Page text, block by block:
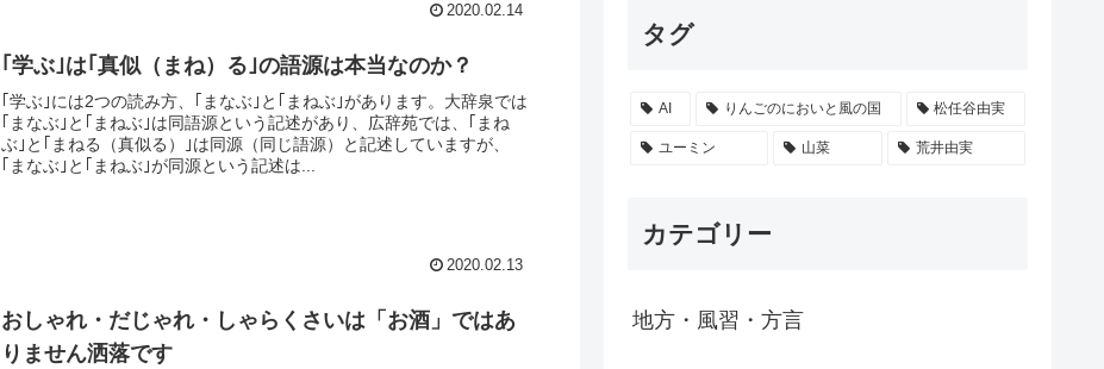
2020.02.14
｢学ぶ｣は｢真似（まね）る｣の語源は本当なのか？
｢学ぶ｣には2つの読み方、｢まなぶ｣と｢まねぶ｣があります。大辞泉では
｢まなぶ｣と｢まねぶ｣は同語源という記述があり、広辞苑では、｢まね
ぶ｣と｢まねる（真似る）｣は同源（同じ語源）と記述していますが、
｢まなぶ｣と｢まねぶ｣が同源という記述は...
2020.02.13
おしゃれ・だじゃれ・しゃらくさいは「お酒」ではあ
りません洒落です
タグ
AI りんごのにおいと風の国 松任谷由実
ユーミン 山菜 荒井由実
カテゴリー
地方・風習・方言